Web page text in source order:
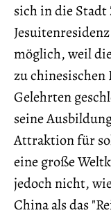
sich in die Stadt
möglich, weil
zu chinesischen
Gelehrten
seine
Attraktion für
eine große
jedoch nicht,
China als das